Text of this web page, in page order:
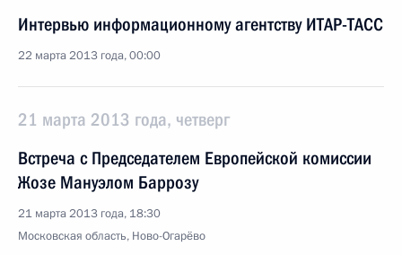
Интервью информационному агентству ИТАР-ТАСС
22 марта 2013 года, 00:00
21 марта 2013 года, четверг
Встреча с Председателем Европейской комиссии
Жозе Мануэлом Баррозу
21 марта 2013 года, 18:30
Московская область, Ново-Огарёво